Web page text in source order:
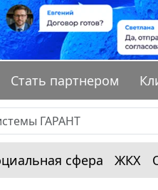
Стать партнером
сфера ЖКХ